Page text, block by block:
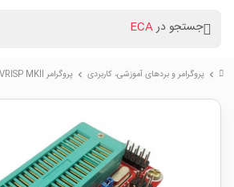
جستجو درECA
chevron_right پروگرامر و بردهای آموزشی، کاربردی chevron_right پروگرامر AVRISP MKII